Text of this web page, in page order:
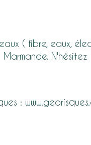
( fibre, eaux,
Marmande.
: